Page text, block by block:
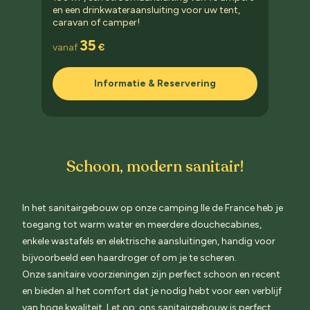
en een drinkwateraansluiting voor uw tent,
caravan of camper!
vanaf 35 €
Informatie & Reservering
Schoon, modern sanitair!
In het sanitairgebouw op onze camping Ile de France heb je
toegang tot warm water en meerdere douchecabines,
enkele wastafels en elektrische aansluitingen, handig voor
bijvoorbeeld een haardroger of om je te scheren.
Onze sanitaire voorzieningen zijn perfect schoon en recent
en bieden al het comfort dat je nodig hebt voor een verblijf
van hoge kwaliteit. Let op: ons sanitairgebouw is perfect